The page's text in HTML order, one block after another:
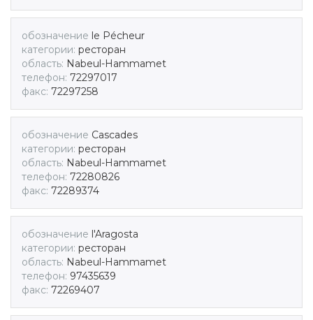
обозначение le Pécheur
категории: ресторан
область: Nabeul-Hammamet
телефон: 72297017
факс: 72297258
обозначение Cascades
категории: ресторан
область: Nabeul-Hammamet
телефон: 72280826
факс: 72289374
обозначение l'Aragosta
категории: ресторан
область: Nabeul-Hammamet
телефон: 97435639
факс: 72269407